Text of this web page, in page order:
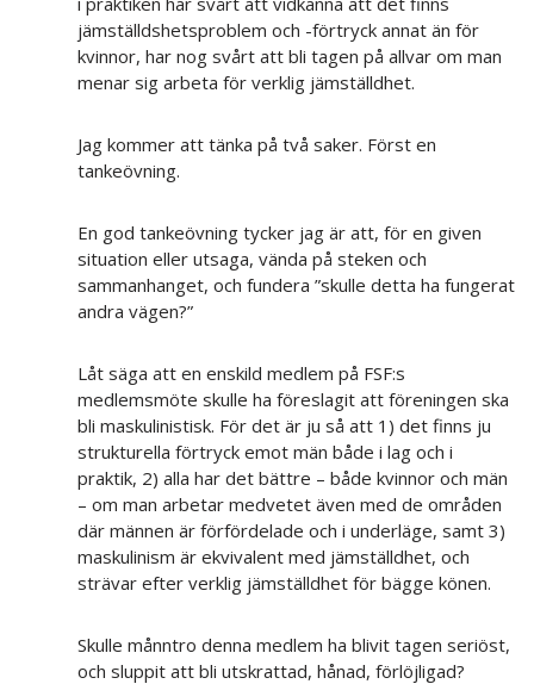
jämställdshetsproblem och -förtryck annat än för
kvinnor, har nog svårt att bli tagen på allvar om man
menar sig arbeta för verklig jämställdhet.
Jag kommer att tänka på två saker. Först en
tankeövning.
En god tankeövning tycker jag är att, för en given
situation eller utsaga, vända på steken och
sammanhanget, och fundera ”skulle detta ha fungerat
andra vägen?”
Låt säga att en enskild medlem på FSF:s
medlemsmöte skulle ha föreslagit att föreningen ska
bli maskulinistisk. För det är ju så att 1) det finns ju
strukturella förtryck emot män både i lag och i
praktik, 2) alla har det bättre – både kvinnor och män
– om man arbetar medvetet även med de områden
där männen är förfördelade och i underläge, samt 3)
maskulinism är ekvivalent med jämställdhet, och
strävar efter verklig jämställdhet för bägge könen.
Skulle månntro denna medlem ha blivit tagen seriöst,
och sluppit att bli utskrattad, hånad, förlöjligad?